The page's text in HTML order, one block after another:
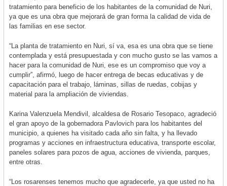
tratamiento para beneficio de los habitantes de la comunidad de Nuri,
ya que es una obra que mejorará de gran forma la calidad de vida de
las familias en ese sector.
“La planta de tratamiento en Nuri, sí va, esa es una obra que se tiene
contemplada y está presupuestada y con mucho gusto se las vamos a
hacer para la comunidad de Nuri, ese es un compromiso que voy a
cumplir”, afirmó, luego de hacer entrega de becas educativas y de
capacitación para el trabajo, láminas, sillas de ruedas, cobijas y
material para la ampliación de viviendas.
Karina Valenzuela Mendivil, alcaldesa de Rosario Tesopaco, agradeció
el gran apoyo de la gobernadora Pavlovich para los habitantes del
municipio, a quienes ha visitado cada año sin falta, y ha llevado
programas y acciones en infraestructura educativa, transporte escolar,
paneles solares para pozos de agua, acciones de vivienda, parques,
entre otras.
“Los rosarenses tenemos mucho que agradecerle, ya que usted no ha